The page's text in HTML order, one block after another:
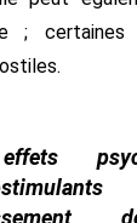
; certaines